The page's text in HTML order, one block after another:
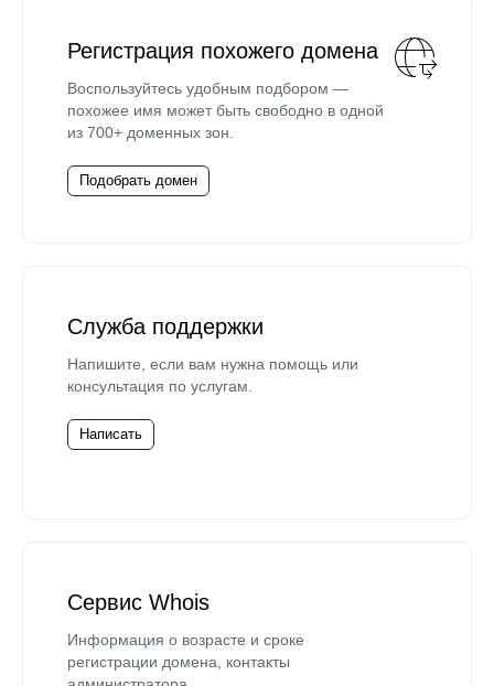
Регистрация похожего домена
Воспользуйтесь удобным подбором —
похожее имя может быть свободно в одной
из 700+ доменных зон.
Подобрать домен
Служба поддержки
Напишите, если вам нужна помощь или
консультация по услугам.
Написать
Сервис Whois
Информация о возрасте и сроке
регистрации домена, контакты